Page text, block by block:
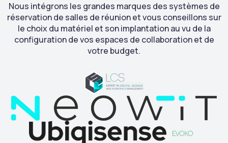
Nous intégrons les grandes marques des systèmes de
réservation de salles de réunion et vous conseillons sur
le choix du matériel et son implantation au vu de la
configuration de vos espaces de collaboration et de
votre budget.